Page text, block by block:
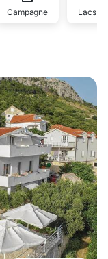
Campagne Lacs